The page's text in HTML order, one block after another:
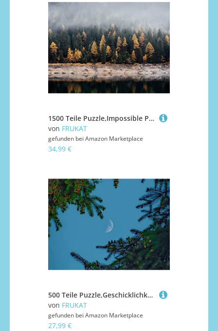
1500 Teile Puzzle,Impossible Puzzle für Kleinkinder Jungen Mädchen 14 Jahre alt - Wälder See Nebel 87x57cm
von FRUKAT
gefunden bei Amazon Marketplace
34,99 €
500 Teile Puzzle,Geschicklichkeitsspiel für Die Ganze Familie, Mondhimmelzweige 52x38cm
von FRUKAT
gefunden bei Amazon Marketplace
27,99 €